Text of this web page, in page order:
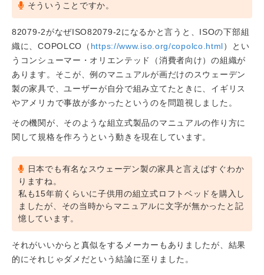
そういうことですか。
82079-2がなぜISO82079-2になるかと言うと、ISOの下部組
織に、COPOLCO（ https://www.iso.org/copolco.html）とい
うコンシューマー・オリエンテッド（消費者向け）の組織が
あります。そこが、例のマニュアルが画だけのスウェーデン
製の家具で、ユーザーが自分で組み立てたときに、イギリス
やアメリカで事故が多かったというのを問題視しました。
その機関が、そのような組立式製品のマニュアルの作り方に
関して規格を作ろうという動きを現在しています。
日本でも有名なスウェーデン製の家具と言えばすぐわか
りますね。
私も15年前くらいに子供用の組立式ロフトベッドを購入し
ましたが、その当時からマニュアルに文字が無かったと記
憶しています。
それがいいからと真似をするメーカーもありましたが、結果
的にそれじゃダメだという結論に至りました。